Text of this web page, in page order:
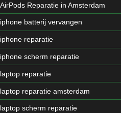
AirPods Reparatie in Amsterdam
iphone batterij vervangen
iphone reparatie
iphone scherm reparatie
laptop reparatie
laptop reparatie amsterdam
laptop scherm reparatie